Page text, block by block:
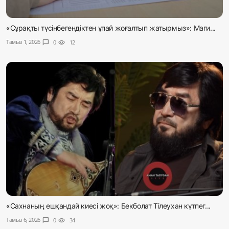
«Сұрақты түсінбегендіктен ұпай жоғалтып жатырмыз»: Маги...
Тамыз 1, 2026 chat_bubble 0 visibility 12
«Сахнаның ешқандай киесі жоқ»: Бекболат Тілеухан күтпег...
Тамыз 6, 2026 chat_bubble 0 visibility 34